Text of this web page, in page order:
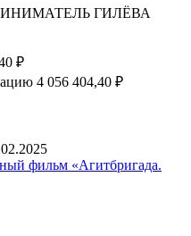
ГИЛЁВА
₽
4 056 404,40 ₽
фильм «Агитбригада.